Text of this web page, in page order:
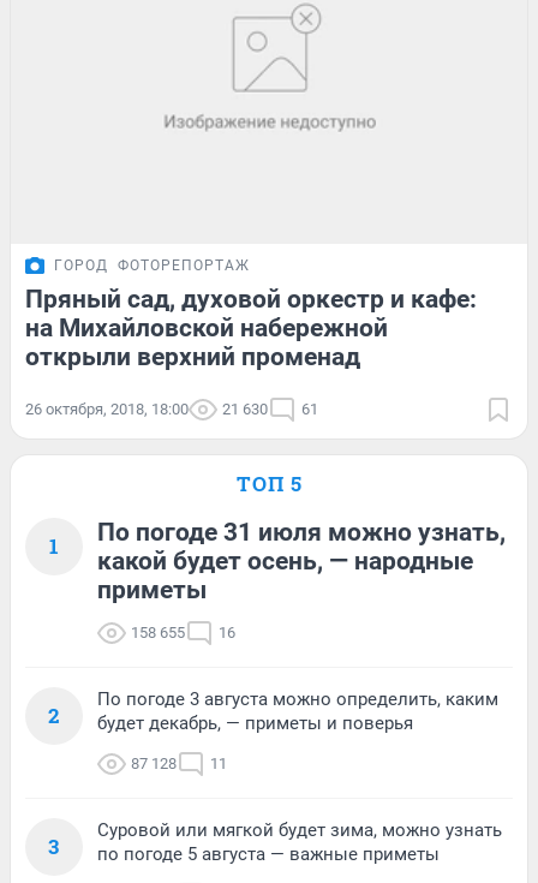
ГОРОД ФОТОРЕПОРТАЖ
Пряный сад, духовой оркестр и кафе:
на Михайловской набережной
открыли верхний променад
26 октября, 2018, 18:00 21 630 61
ТОП 5
1
По погоде 31 июля можно узнать,
какой будет осень, — народные
приметы
158 655 16
2
По погоде 3 августа можно определить, каким
будет декабрь, — приметы и поверья
87 128 11
3
Суровой или мягкой будет зима, можно узнать
по погоде 5 августа — важные приметы